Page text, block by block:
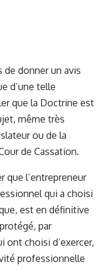
de donner un avis
d’une telle
que la Doctrine est
même très
ou de la
de Cassation.
l’entrepreneur
qui a choisi
est en définitive
par
choisi d’exercer,
professionnelle